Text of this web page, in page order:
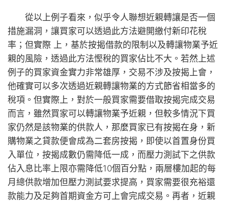
從以上例子看來，似乎令人聯想近親轉讓是否一個
措施漏洞，讓買家可以透過此方法避開繳付新印花稅
率；但實際 上，基於按揭借款的限制以及轉讓物業予近
親的風險，透過此方法慳稅的買家佔比不大。若然上述
例子的買家資金實力非常雄厚，交易不涉及按揭上會，
他確實可以多次透過近親轉讓物業的方式節省相當多的
稅項。但實際上，對於一般買家需要借取按揭完成交易
而言，雖然買家可以轉讓物業予近親，但較多情況下買
家仍然是該物業的供款人，那麼買家已有按揭在身，新
購物業之貸款便會成為二套房按揭，即使以首置身份買
入單位，按揭成數仍需降低一成，而壓力測試下之供款
佔入息比率上限亦需降低10個百分點，兩層樓加起的每
月總供款增加但壓力測試要求提高，買家需要很充裕還
款能力及足夠首期資金方可上會完成交易。再者，近親